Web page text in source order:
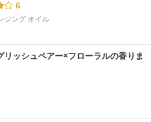
6
ジング オイル
リッシュペアー×フローラルの香りま